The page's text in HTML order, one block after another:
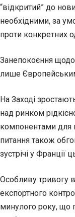
“відкритий” до
необхідними, за
проти конкретних
Занепокоєння
лише
На Заході
над ринком
компонентами для
питання також
зустрічі у Франції
Особливу тривогу
експортного
минулого року, що